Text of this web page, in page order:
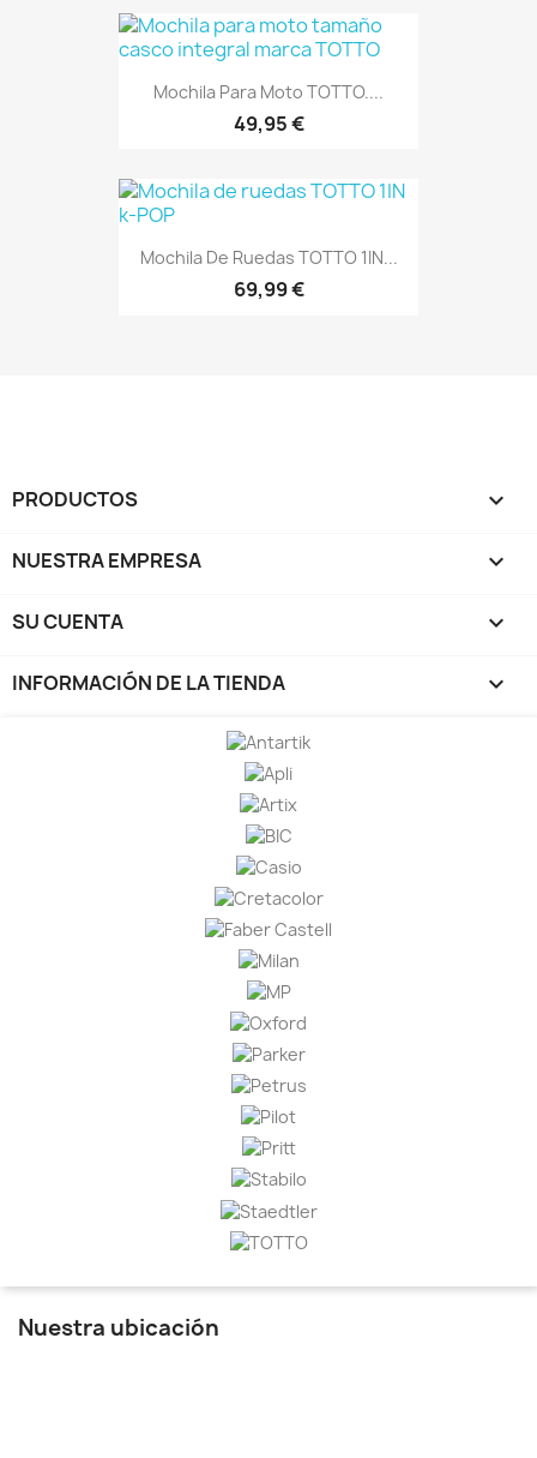
Mochila Para Moto TOTTO....
49,95 €
Mochila De Ruedas TOTTO 1IN...
69,99 €
PRODUCTOS 
NUESTRA EMPRESA 
SU CUENTA 
INFORMACIÓN DE LA TIENDA keyboard_arrow_down
Nuestra ubicación